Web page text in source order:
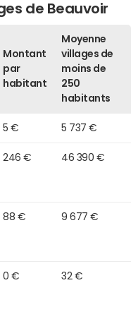
de Beauvoir
Montant
par
habitant
Moyenne
villages de
moins de
250
habitants
5 € 5 737 €
246 € 46 390 €
88 € 9 677 €
0 € 32 €